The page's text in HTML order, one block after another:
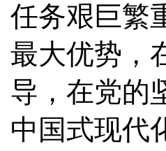
任务艰巨繁
最大优势，
导，在党的
中国式现代